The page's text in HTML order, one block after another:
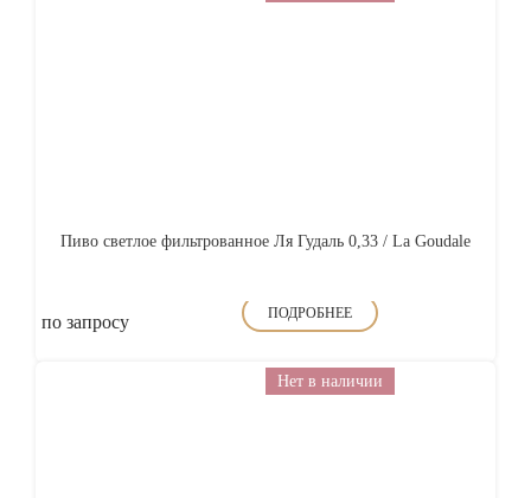
Пиво светлое фильтрованное Ля Гудаль 0,33 / La Goudale
по запросу ПОДРОБНЕЕ
Нет в наличии